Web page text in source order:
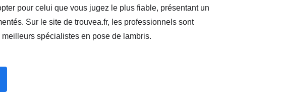
pour celui que vous jugez le plus fiable, présentant un
Sur le site de trouvea.fr, les professionnels sont
spécialistes en pose de lambris.